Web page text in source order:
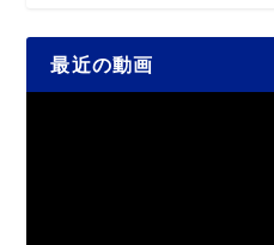
最近の動画